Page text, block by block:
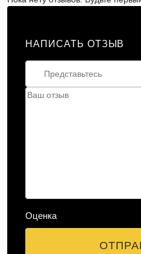
НАПИСАТЬ ОТЗЫВ
Оценка